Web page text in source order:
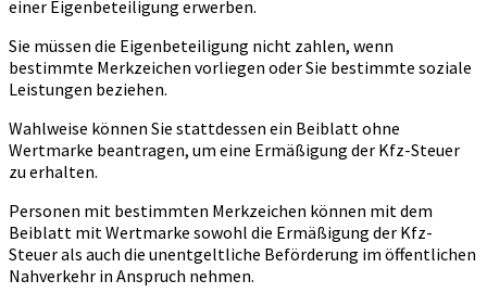
einer Eigenbeteiligung erwerben.
Sie müssen die Eigenbeteiligung nicht zahlen, wenn
bestimmte Merkzeichen vorliegen oder Sie bestimmte soziale
Leistungen beziehen.
Wahlweise können Sie stattdessen ein Beiblatt ohne
Wertmarke beantragen, um eine Ermäßigung der Kfz-Steuer
zu erhalten.
Personen mit bestimmten Merkzeichen können mit dem
Beiblatt mit Wertmarke sowohl die Ermäßigung der Kfz-
Steuer als auch die unentgeltliche Beförderung im öffentlichen
Nahverkehr in Anspruch nehmen.